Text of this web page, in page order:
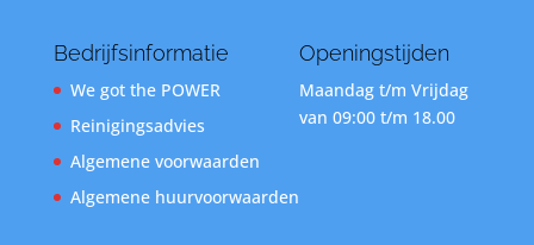
Bedrijfsinformatie
We got the POWER
Reinigingsadvies
Algemene voorwaarden
Algemene huurvoorwaarden
Openingstijden
Maandag t/m Vrijdag
van 09:00 t/m 18.00